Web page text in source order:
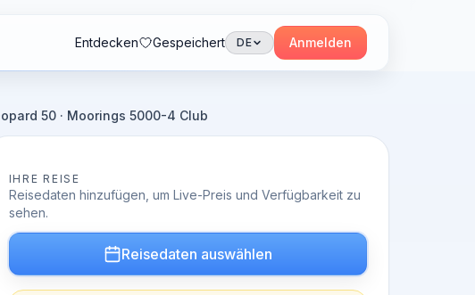
Entdecken Gespeichert DE Anmelden
50 · Moorings 5000-4 Club
IHRE REISE
Reisedaten hinzufügen, um Live-Preis und Verfügbarkeit zu
sehen.
Reisedaten auswählen